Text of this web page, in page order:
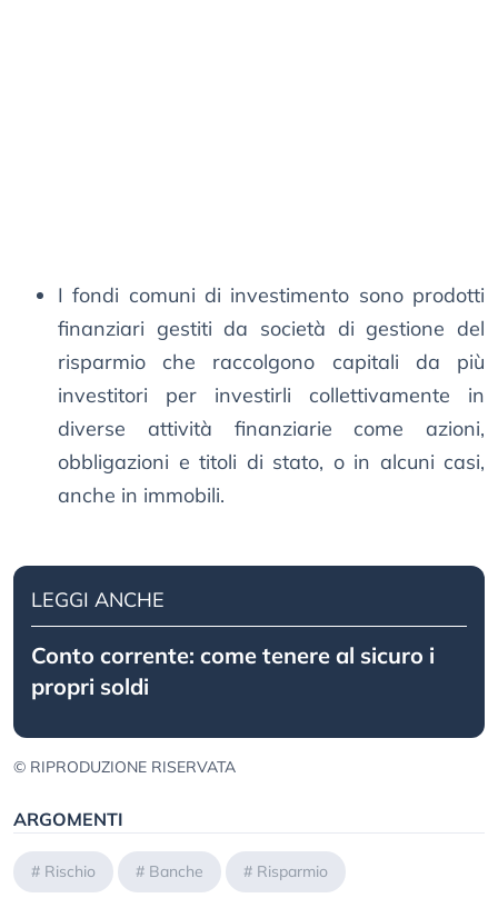
I fondi comuni di investimento sono prodotti
finanziari gestiti da società di gestione del
risparmio che raccolgono capitali da più
investitori per investirli collettivamente in
diverse attività finanziarie come azioni,
obbligazioni e titoli di stato, o in alcuni casi,
anche in immobili.
LEGGI ANCHE
Conto corrente: come tenere al sicuro i
propri soldi
© RIPRODUZIONE RISERVATA
ARGOMENTI
# Rischio # Banche # Risparmio